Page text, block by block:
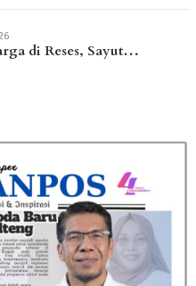
di Reses, Sayut…